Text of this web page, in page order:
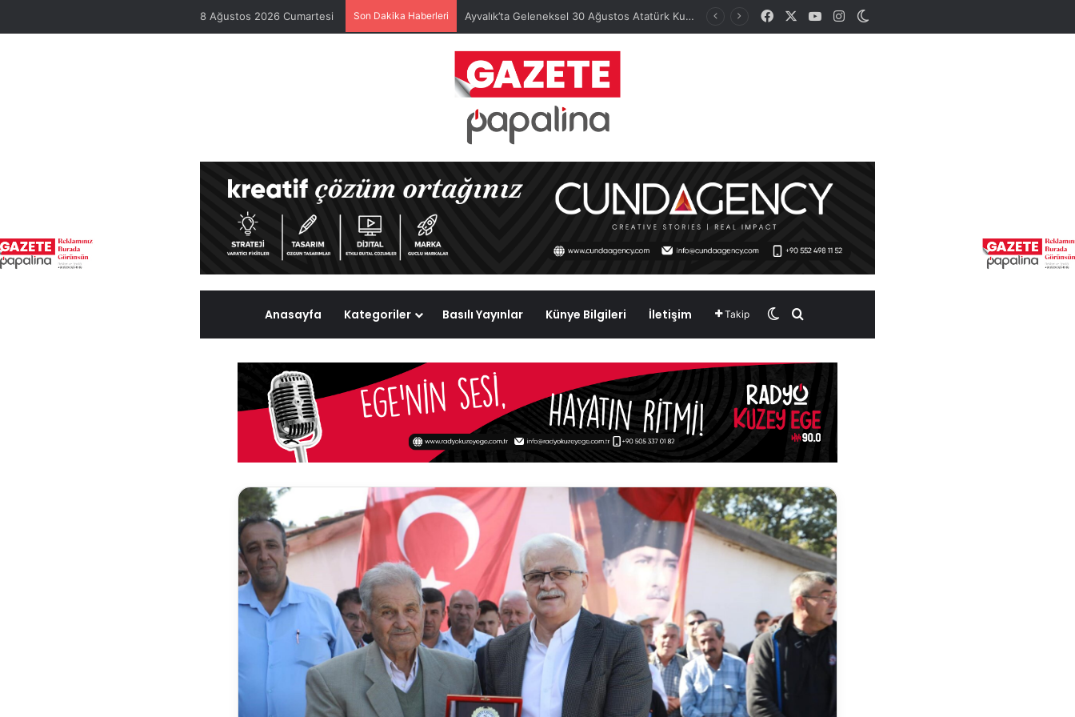
8 Ağustos 2026 Cumartesi Son Dakika Haberleri Ahmet Akın, Burhaniye Ören Open Uluslararası Açık Satranç Turnuvası’nın Ödül Törenine Katıldı FacebookYouTubeInstagramDış görünümü değiştir
Anasayfa Kategoriler Basılı Yayınlar Künye Bilgileri İletişim Takip Dış görünümü değiştir